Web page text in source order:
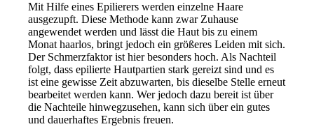
Mit Hilfe eines Epilierers werden einzelne Haare
ausgezupft. Diese Methode kann zwar Zuhause
angewendet werden und lässt die Haut bis zu einem
Monat haarlos, bringt jedoch ein größeres Leiden mit sich.
Der Schmerzfaktor ist hier besonders hoch. Als Nachteil
folgt, dass epilierte Hautpartien stark gereizt sind und es
ist eine gewisse Zeit abzuwarten, bis dieselbe Stelle erneut
bearbeitet werden kann. Wer jedoch dazu bereit ist über
die Nachteile hinwegzusehen, kann sich über ein gutes
und dauerhaftes Ergebnis freuen.